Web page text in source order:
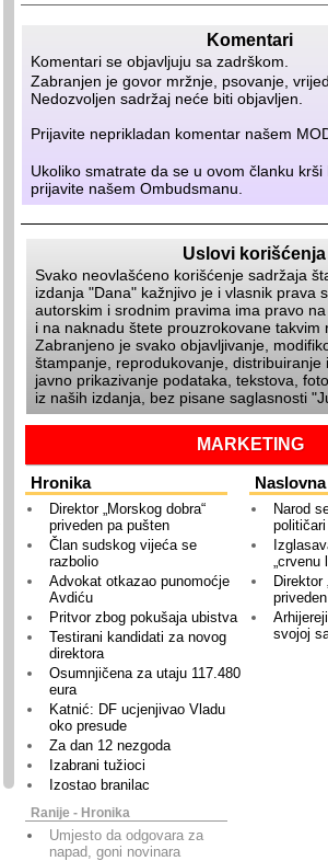
Komentari
Komentari se objavljuju sa zadrškom.
Zabranjen je govor mržnje, psovanje,
Nedozvoljen sadržaj neće biti objavljen.
Prijavite neprikladan komentar našem
Ukoliko smatrate da se u ovom članku krši
prijavite našemOmbudsmanu
Uslovi korišćenja
Svako neovlašćeno korišćenje sadržaja
izdanja Dana
kažnjivo je i vlasnik prava
autorskim i srodnim pravima ima pravo
i na naknadu štete prouzrokovane takvim
Zabranjeno je svako objavljivanje,
štampanje, reprodukovanje, distribuiranje
javno prikazivanje podataka, tekstova,
iz naših izdanja, bez pisane saglasnosti
MARKETING
Hronika
Direktor „Morskog dobra“
priveden pa pušten
Član sudskog vijeća se
razbolio
Advokat otkazao punomoćje
Avdiću
Pritvor zbog pokušaja ubistva
Testirani kandidati za novog
direktora
Osumnjičena za utaju 117.480
eura
Katnić: DF ucjenjivao Vladu
oko presude
Za dan 12 nezgoda
Izabrani tužioci
Izostao branilac
Ranije - Hronika
Umjesto da odgovara za
napad, goni novinara
Naslovna
Narod
„crvenu
Direktor
svojoj